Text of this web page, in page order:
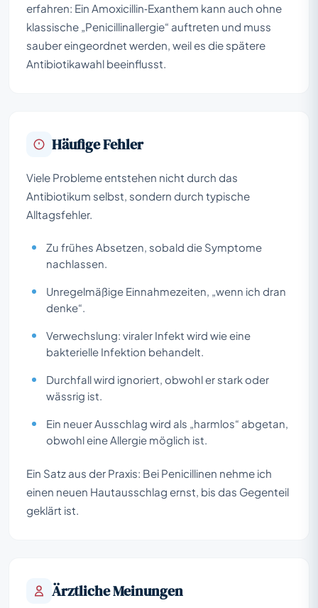
erfahren: Ein Amoxicillin‑Exanthem kann auch ohne
klassische „Penicillinallergie“ auftreten und muss
sauber eingeordnet werden, weil es die spätere
Antibiotikawahl beeinflusst.
Häufige Fehler
Viele Probleme entstehen nicht durch das
Antibiotikum selbst, sondern durch typische
Alltagsfehler.
Zu frühes Absetzen, sobald die Symptome
nachlassen.
Unregelmäßige Einnahmezeiten, „wenn ich dran
denke“.
Verwechslung: viraler Infekt wird wie eine
bakterielle Infektion behandelt.
Durchfall wird ignoriert, obwohl er stark oder
wässrig ist.
Ein neuer Ausschlag wird als „harmlos“ abgetan,
obwohl eine Allergie möglich ist.
Ein Satz aus der Praxis: Bei Penicillinen nehme ich
einen neuen Hautausschlag ernst, bis das Gegenteil
geklärt ist.
Ärztliche Meinungen